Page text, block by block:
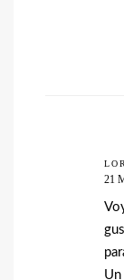
21
Un